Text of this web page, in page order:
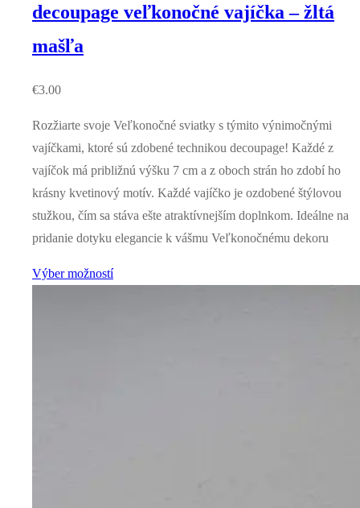
decoupage veľkonočné vajíčka – žltá
mašľa
€3.00
Rozžiarte svoje Veľkonočné sviatky s týmito výnimočnými
vajíčkami, ktoré sú zdobené technikou decoupage! Každé z
vajíčok má približnú výšku 7 cm a z oboch strán ho zdobí ho
krásny kvetinový motív. Každé vajíčko je ozdobené štýlovou
stužkou, čím sa stáva ešte atraktívnejším doplnkom. Ideálne na
pridanie dotyku elegancie k vášmu Veľkonočnému dekoru
Výber možností